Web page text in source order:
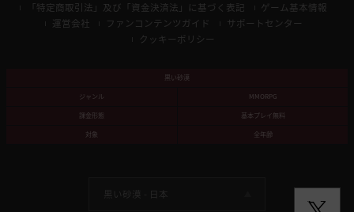
「特定商取引法」及び「資金決済法」に基づく表記
ゲーム基本情報
運営会社
ファンコンテンツガイド
サポートセンター
クッキーポリシー
黒い砂漠
ジャンル
MMORPG
課金形態
基本プレイ無料
対象
全年齢
黒い砂漠 - 日本